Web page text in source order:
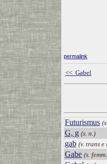
permalink
<< Gabel
Futurismus
G, g (s. n.)
gab (v. trans e
Gabe (s.